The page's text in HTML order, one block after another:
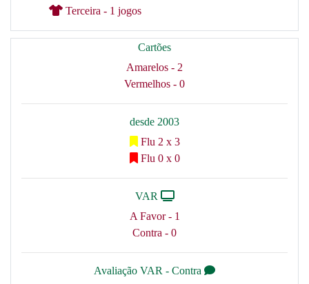
Terceira - 1 jogos
Cartões
Amarelos - 2
Vermelhos - 0
desde 2003
Flu 2 x 3
Flu 0 x 0
VAR
A Favor - 1
Contra - 0
Avaliação VAR - Contra